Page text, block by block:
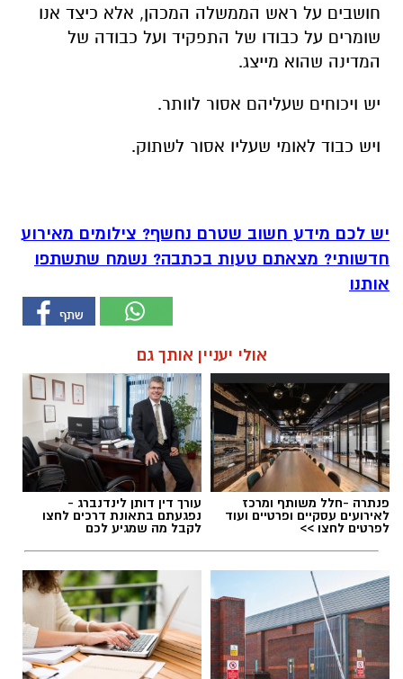
חושבים על ראש הממשלה המכהן, אלא כיצד אנו
שומרים על כבודו של התפקיד ועל כבודה של
המדינה שהוא מייצג.
יש ויכוחים שעליהם אסור לוותר.
ויש כבוד לאומי שעליו אסור לשתוק.
יש לכם מידע חשוב שטרם נחשף? צילומים מאירוע
חדשותי? מצאתם טעות בכתבה? נשמח שתשתפו
אותנו
אולי יעניין אותך גם
פנתרה -חלל משותף ומרכז
לאירועים עסקיים ופרטיים ועוד
לפרטים לחצו >>
עורך דין דותן לינדנברג -
נפגעתם בתאונת דרכים לחצו
לקבל מה שמגיע לכם